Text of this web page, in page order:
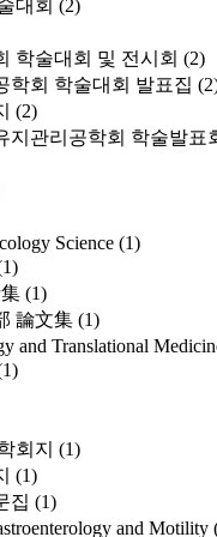
대회 (2)
학술대회 및 전시회 (2)
학회 학술대회 발표집
(2)
지관리공학회 학술발표
Science (1)
(1)
論文集 (1)
and Translational
회지 (1)
(1)
집 (1)
and Motility